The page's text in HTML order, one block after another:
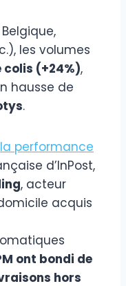
les volumes
colis (+24%),
hausse de
.
la performance
d’InPost,
, acteur
acquis
ont bondi de
hors